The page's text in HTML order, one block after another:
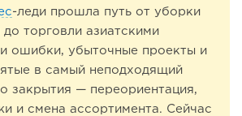
-леди прошла путь от уборки
торговли азиатскими
ошибки, убыточные проекты и
в самый неподходящий
закрытия — переориентация,
и смена ассортимента. Сейчас